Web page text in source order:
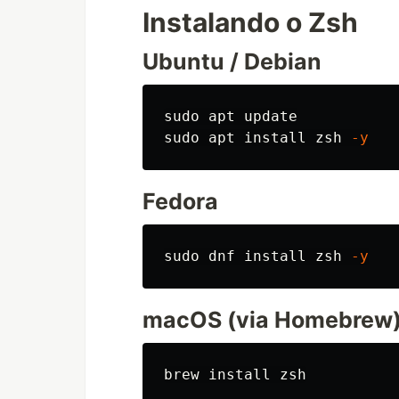
Instalando o Zsh
Ubuntu / Debian
sudo
sudo apt install zsh -y
Fedora
sudo dnf install zsh -y
macOS (via
brew install